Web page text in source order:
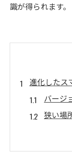
識が得られます。
進化したス
バージ
狭い場
人や